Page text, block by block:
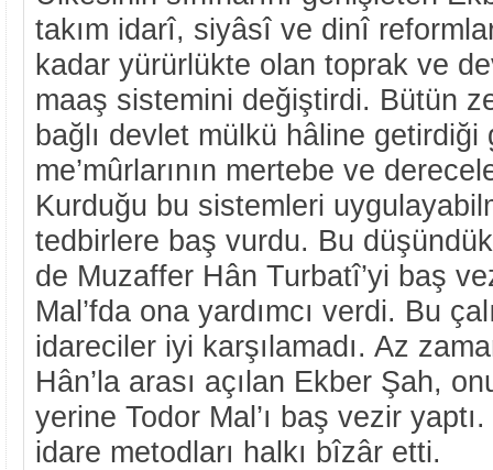
takım idarî, siyâsî ve dinî
kadar yürürlükte olan toprak ve
maaş sistemini değiştirdi. Bütün
bağlı devlet mülkü hâline getirdiği
me’mûrlarının mertebe ve
Kurduğu bu sistemleri
tedbirlere baş vurdu. Bu
de Muzaffer Hân Turbatî’yi baş
Mal’fda ona yardımcı verdi. Bu
idareciler iyi karşılamadı. Az
Hân’la arası açılan Ekber Şah,
yerine Todor Mal’ı baş vezir
idare metodları halkı bîzâr etti.